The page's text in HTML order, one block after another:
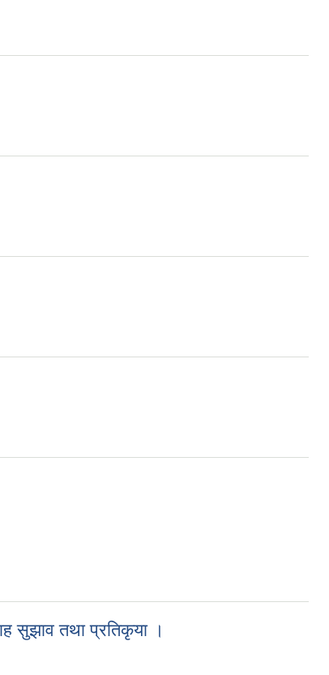
सुझाव तथा प्रतिकृया ।